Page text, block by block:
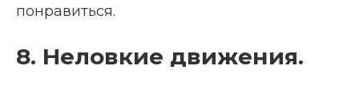
понравиться.
8. Неловкие движения.